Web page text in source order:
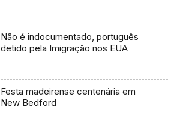
Não é indocumentado, português
detido pela Imigração nos EUA
Festa madeirense centenária em
New Bedford